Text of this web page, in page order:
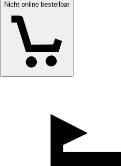
Nicht online bestellbar